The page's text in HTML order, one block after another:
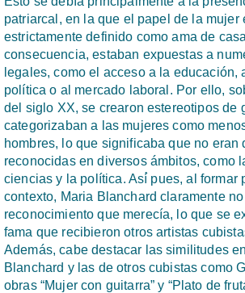
patriarcal, en la que el papel de la mujer
estrictamente definido como ama de
consecuencia, estaban expuestas a
legales, como el acceso a la educación,
política o al mercado laboral. Por ello,
del siglo XX, se crearon estereotipos de
categorizaban a las mujeres como
hombres, lo que significaba que no eran
reconocidas en diversos ámbitos, como
ciencias y la política. Así́ pues, al formar
contexto, Maria Blanchard claramente no
reconocimiento que merecía, lo que se
fama que recibieron otros artistas
Además, cabe destacar las similitudes
Blanchard y las de otros cubistas como
obras “Mujer con guitarra” y “Plato de